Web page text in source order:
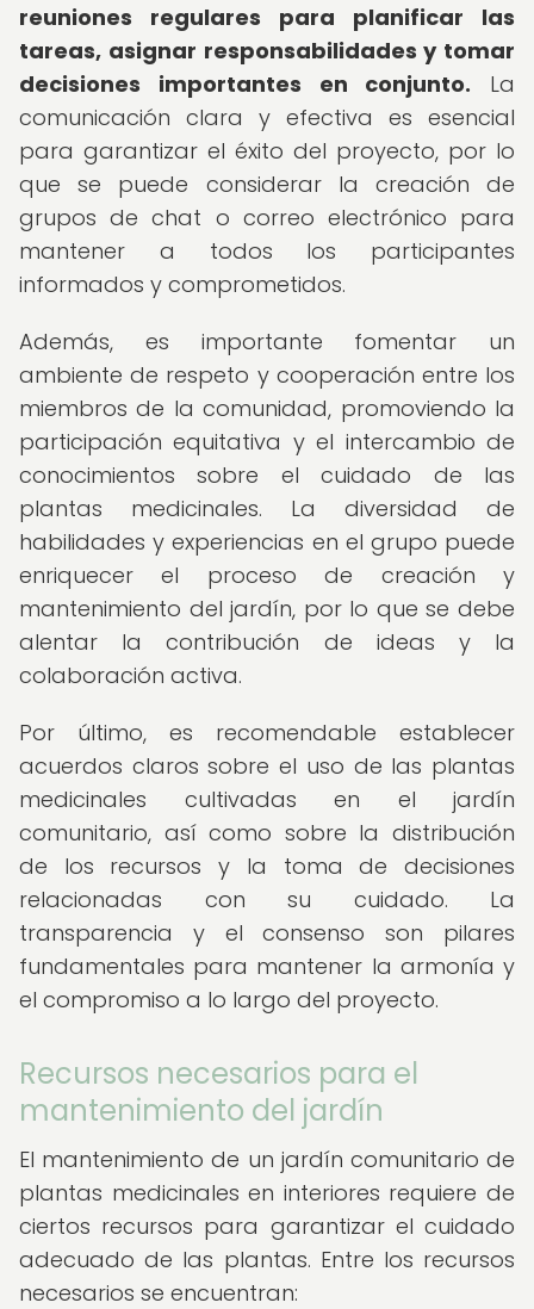
reuniones regulares para planificar las
tareas, asignar responsabilidades y tomar
decisiones importantes en conjunto. La
comunicación clara y efectiva es esencial
para garantizar el éxito del proyecto, por lo
que se puede considerar la creación de
grupos de chat o correo electrónico para
mantener a todos los participantes
informados y comprometidos.
Además, es importante fomentar un
ambiente de respeto y cooperación entre los
miembros de la comunidad, promoviendo la
participación equitativa y el intercambio de
conocimientos sobre el cuidado de las
plantas medicinales. La diversidad de
habilidades y experiencias en el grupo puede
enriquecer el proceso de creación y
mantenimiento del jardín, por lo que se debe
alentar la contribución de ideas y la
colaboración activa.
Por último, es recomendable establecer
acuerdos claros sobre el uso de las plantas
medicinales cultivadas en el jardín
comunitario, así como sobre la distribución
de los recursos y la toma de decisiones
relacionadas con su cuidado. La
transparencia y el consenso son pilares
fundamentales para mantener la armonía y
el compromiso a lo largo del proyecto.
Recursos necesarios para el
mantenimiento del jardín
El mantenimiento de un jardín comunitario de
plantas medicinales en interiores requiere de
ciertos recursos para garantizar el cuidado
adecuado de las plantas. Entre los recursos
necesarios se encuentran: